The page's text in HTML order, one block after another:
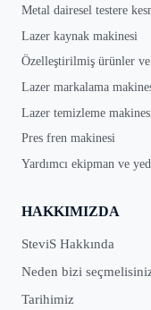
Metal dairesel testere
Lazer kaynak makinesi
Özelleştirilmiş ürünler
Lazer markalama
Lazer temizleme
Pres fren makinesi
Yardımcı ekipman ve
HAKKIMIZDA
SteviS Hakkında
Neden bizi
Tarihimiz